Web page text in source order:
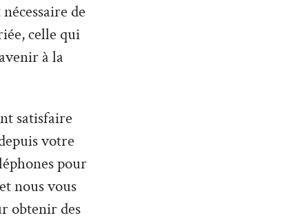
de
celle qui
à la
satisfaire
votre
pour
nous vous
obtenir des